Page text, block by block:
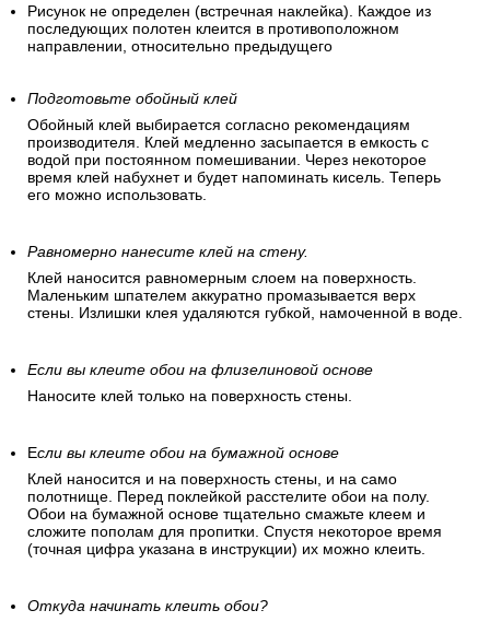
Рисунок не определен (встречная наклейка). Каждое из
последующих полотен клеится в противоположном
направлении, относительно предыдущего
Подготовьте обойный клей
Обойный клей выбирается согласно рекомендациям
производителя. Клей медленно засыпается в емкость с
водой при постоянном помешивании. Через некоторое
время клей набухнет и будет напоминать кисель. Теперь
его можно использовать.
Равномерно нанесите клей на стену.
Клей наносится равномерным слоем на поверхность.
Маленьким шпателем аккуратно промазывается верх
стены. Излишки клея удаляются губкой, намоченной в воде.
Если вы клеите обои на флизелиновой основе
Наносите клей только на поверхность стены.
Если вы клеите обои на бумажной основе
Клей наносится и на поверхность стены, и на само
полотнище. Перед поклейкой расстелите обои на полу.
Обои на бумажной основе тщательно смажьте клеем и
сложите пополам для пропитки. Спустя некоторое время
(точная цифра указана в инструкции) их можно клеить.
Откуда начинать клеить обои?